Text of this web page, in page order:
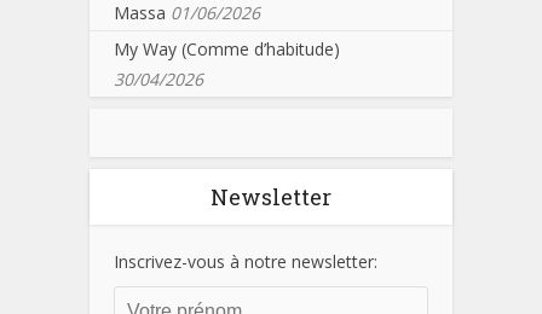
Massa 01/06/2026
My Way (Comme d’habitude)
30/04/2026
Newsletter
Inscrivez-vous à notre newsletter: